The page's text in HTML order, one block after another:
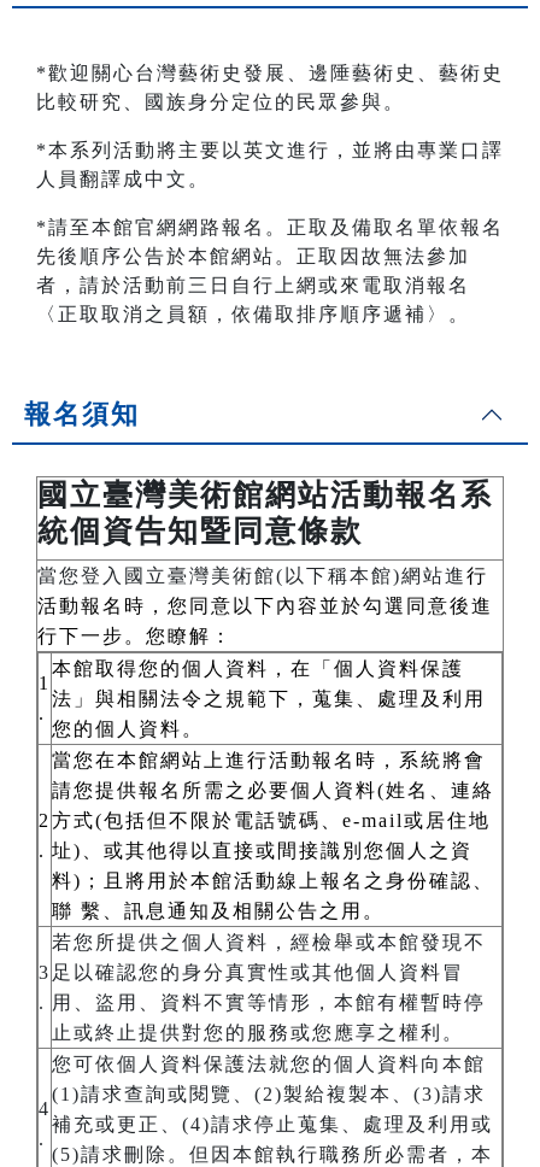
*歡迎關心台灣藝術史發展、邊陲藝術史、藝術史
比較研究、國族身分定位的民眾參與。
*本系列活動將主要以英文進行，並將由專業口譯
人員翻譯成中文。
*請至本館官網網路報名。正取及備取名單依報名
先後順序公告於本館網站。正取因故無法參加
者，請於活動前三日自行上網或來電取消報名
〈正取取消之員額，依備取排序順序遞補〉。
報名須知
國立臺灣美術館網站活動報名系
統個資告知暨同意條款
當您登入國立臺灣美術館(以下稱本館)網站進行
活動報名時，您同意以下內容並於勾選同意後進
行下一步。您瞭解：
1
.
本館取得您的個人資料，在「個人資料保護
法」與相關法令之規範下，蒐集、處理及利用
您的個人資料。
2
.
當您在本館網站上進行活動報名時，系統將會
請您提供報名所需之必要個人資料(姓名、連絡
方式(包括但不限於電話號碼、e-mail或居住地
址)、或其他得以直接或間接識別您個人之資
料)；且將用於本館活動線上報名之身份確認、
聯 繫、訊息通知及相關公告之用。
3
.
若您所提供之個人資料，經檢舉或本館發現不
足以確認您的身分真實性或其他個人資料冒
用、盜用、資料不實等情形，本館有權暫時停
止或終止提供對您的服務或您應享之權利。
4
.
您可依個人資料保護法就您的個人資料向本館
(1)請求查詢或閱覽、(2)製給複製本、(3)請求
補充或更正、(4)請求停止蒐集、處理及利用或
(5)請求刪除。但因本館執行職務所必需者，本